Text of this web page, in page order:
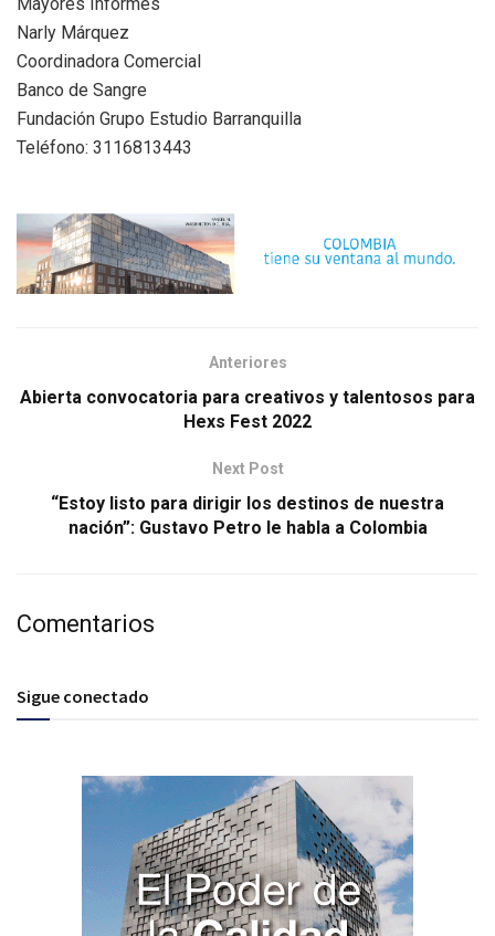
Narly Márquez
Coordinadora Comercial
Banco de Sangre
Fundación Grupo Estudio Barranquilla
Teléfono: 3116813443
Anteriores
Abierta convocatoria para creativos y talentosos para
Hexs Fest 2022
Next Post
“Estoy listo para dirigir los destinos de nuestra
nación”: Gustavo Petro le habla a Colombia
Comentarios
Sigue conectado